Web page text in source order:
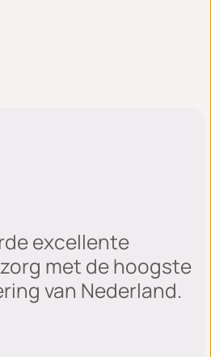
excellente
met de hoogste
van Nederland.